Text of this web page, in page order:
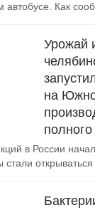
автобусе. Как
Урожай
на
в России
открываться